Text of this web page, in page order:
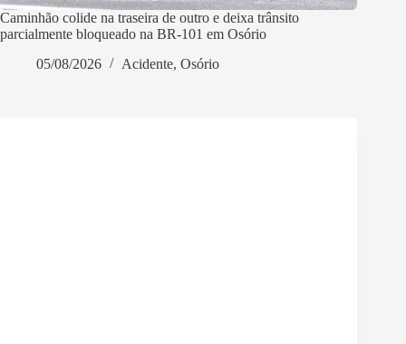
Caminhão colide na traseira de outro e deixa trânsito
parcialmente bloqueado na BR-101 em Osório
05/08/2026
Acidente, Osório